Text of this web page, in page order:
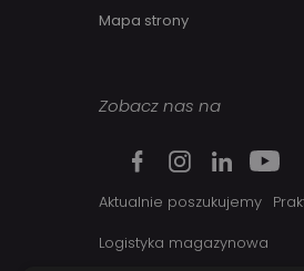
Mapa strony
Zobacz nas na
Aktualnie poszukujemy
Logistyka magazynowa